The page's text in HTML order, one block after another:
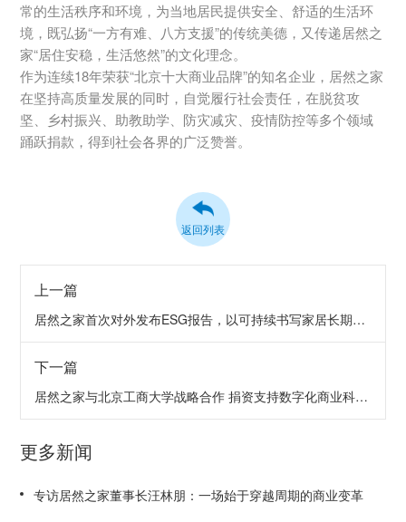
常的生活秩序和环境，为当地居民提供安全、舒适的生活环
境，既弘扬“一方有难、八方支援”的传统美德，又传递居然之
家“居住安稳，生活悠然”的文化理念。
作为连续18年荣获“北京十大商业品牌”的知名企业，居然之家
在坚持高质量发展的同时，自觉履行社会责任，在脱贫攻
坚、乡村振兴、助教助学、防灾减灾、疫情防控等多个领域
踊跃捐款，得到社会各界的广泛赞誉。
返回列表
上一篇
居然之家首次对外发布ESG报告，以可持续书写家居长期价值
下一篇
居然之家与北京工商大学战略合作 捐资支持数字化商业科技研究
更多新闻
专访居然之家董事长汪林朋：一场始于穿越周期的商业变革